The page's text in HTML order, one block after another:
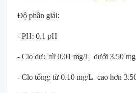
Độ phân giải:
- PH: 0.1 pH
- Clo dư: từ 0.01 mg/L dưới 3.50
- Clo tổng: từ 0.10 mg/L cao hơn